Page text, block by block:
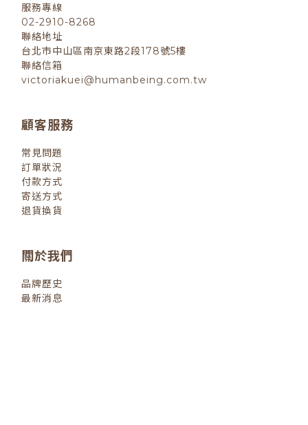
服務專線
02-2910-8268
聯絡地址
台北市中山區南京東路2段178號5樓
聯絡信箱
victoriakuei@humanbeing.com.tw
顧客服務
常見問題
訂單狀況
付款方式
寄送方式
退貨換貨
關於我們
品牌歷史
最新消息